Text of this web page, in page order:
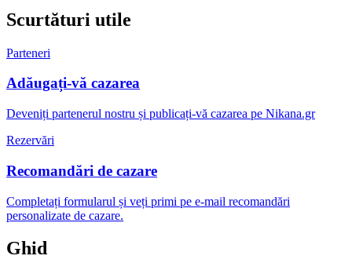
Scurtături utile
Parteneri
Adăugați-vă cazarea
Deveniți partenerul nostru și publicați-vă cazarea pe Nikana.gr
Rezervări
Recomandări de cazare
Completați formularul și veți primi pe e-mail recomandări
personalizate de cazare.
Ghid